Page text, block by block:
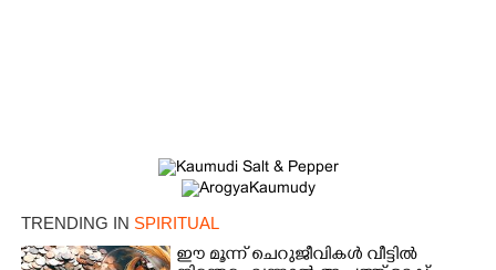
TRENDING IN SPIRITUAL
ഈ മൂന്ന് ചെറുജീവികൾ വീട്ടിൽ